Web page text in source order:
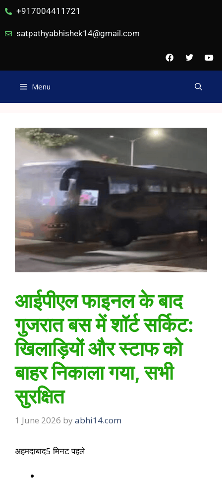
+917004411721
satpathyabhishek14@gmail.com
Menu
आईपीएल फाइनल के बाद
गुजरात बस में शॉर्ट सर्किट:
खिलाड़ियों और स्टाफ को
बाहर निकाला गया, सभी
सुरक्षित
1 June 2026 by abhi14.com
अहमदाबाद5 मिनट पहले